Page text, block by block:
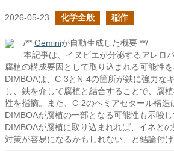
2026-05-23 化学全般 稲作
/** Geminiが自動生成した概要 **/
本記事は、イヌビエが分泌するアレロ
腐植の構成要因として取り込まれる可能性を
DIMBOAは、C-3とN-4の箇所が鉄に強力な
し、鉄を介して腐植と結合することで、腐
性を指摘。また、C-2のヘミアセタール構造
DIMBOAが腐植の一部となる可能性も示唆
DIMBOAが腐植に取り込まれれば、イネと
対策が容易になるかもしれない、と結論付け